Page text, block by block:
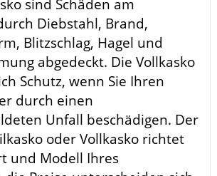
sind Schäden am
Diebstahl, Brand,
Blitzschlag, Hagel und
abgedeckt. Die Vollkasko
Schutz, wenn Sie Ihren
durch einen
Unfall beschädigen. Der
oder Vollkasko richtet
und Modell Ihres